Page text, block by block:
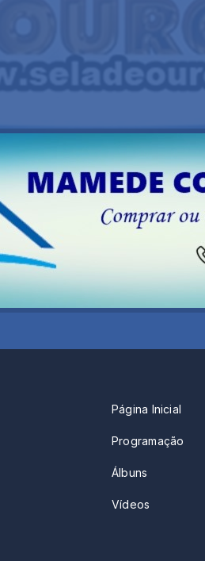
Página Inicial
Programação
Álbuns
Vídeos